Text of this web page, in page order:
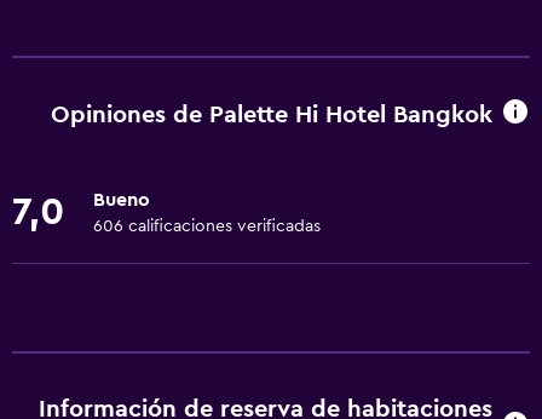
Wifi gratis
Toallas
Alarma de humo
Opiniones de Palette Hi Hotel Bangkok
7,0 Bueno
606 calificaciones verificadas
Información de reserva de habitaciones